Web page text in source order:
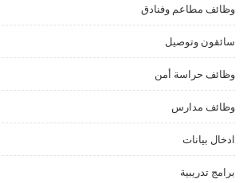
وظائف مطاعم وفنادق
سائقون وتوصيل
وظائف حراسة أمن
وظائف مدارس
ادخال بيانات
برامج تدريبية